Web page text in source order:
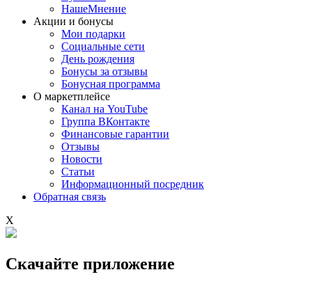
НашеМнение
Акции и бонусы
Мои подарки
Социальные сети
День рождения
Бонусы за отзывы
Бонусная программа
О маркетплейсе
Канал на YouTube
Группа ВКонтакте
Финансовые гарантии
Отзывы
Новости
Статьи
Информационный посредник
Обратная связь
X
Скачайте приложение